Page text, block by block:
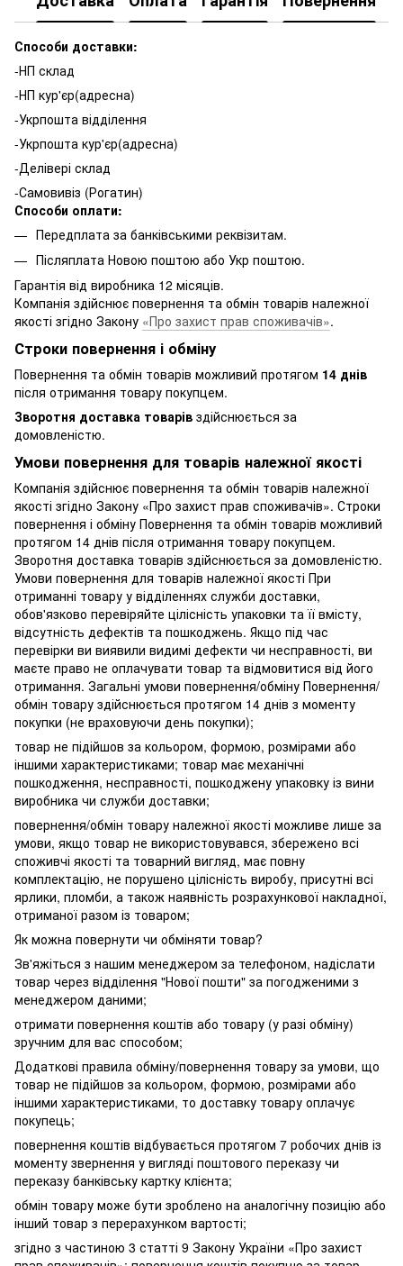
Способи доставки:
-НП склад
-НП кур'єр(адресна)
-Укрпошта відділення
-Укрпошта кур'єр(адресна)
-Делівері склад
-Самовивіз (Рогатин)
Способи оплати:
Передплата за банківськими реквізитам.
Післяплата Новою поштою або Укр поштою.
Гарантія від виробника 12 місяців.
Компанія здійснює повернення та обмін товарів належної
якості згідно Закону «Про захист прав споживачів».
Строки повернення і обміну
Повернення та обмін товарів можливий протягом 14 днів
після отримання товару покупцем.
Зворотня доставка товарів здійснюється за
домовленістю.
Умови повернення для товарів належної якості
Компанія здійснює повернення та обмін товарів належної
якості згідно Закону «Про захист прав споживачів». Строки
повернення і обміну Повернення та обмін товарів можливий
протягом 14 днів після отримання товару покупцем.
Зворотня доставка товарів здійснюється за домовленістю.
Умови повернення для товарів належної якості При
отриманні товару у відділеннях служби доставки,
обов'язково перевіряйте цілісність упаковки та її вмісту,
відсутність дефектів та пошкоджень. Якщо під час
перевірки ви виявили видимі дефекти чи несправності, ви
маєте право не оплачувати товар та відмовитися від його
отримання. Загальні умови повернення/обміну Повернення/
обмін товару здійснюється протягом 14 днів з моменту
покупки (не враховуючи день покупки);
товар не підійшов за кольором, формою, розмірами або
іншими характеристиками; товар має механічні
пошкодження, несправності, пошкоджену упаковку із вини
виробника чи служби доставки;
повернення/обмін товару належної якості можливе лише за
умови, якщо товар не використовувався, збережено всі
споживчі якості та товарний вигляд, має повну
комплектацію, не порушено цілісність виробу, присутні всі
ярлики, пломби, а також наявність розрахункової накладної,
отриманої разом із товаром;
Як можна повернути чи обміняти товар?
Зв'яжіться з нашим менеджером за телефоном, надіслати
товар через відділення "Нової пошти" за погодженими з
менеджером даними;
отримати повернення коштів або товару (у разі обміну)
зручним для вас способом;
Додаткові правила обміну/повернення товару за умови, що
товар не підійшов за кольором, формою, розмірами або
іншими характеристиками, то доставку товару оплачує
покупець;
повернення коштів відбувається протягом 7 робочих днів із
моменту звернення у вигляді поштового переказу чи
переказу банківську картку клієнта;
обмін товару може бути зроблено на аналогічну позицію або
інший товар з перерахунком вартості;
згідно з частиною 3 статті 9 Закону України «Про захист